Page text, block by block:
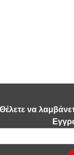
Θέλετε να